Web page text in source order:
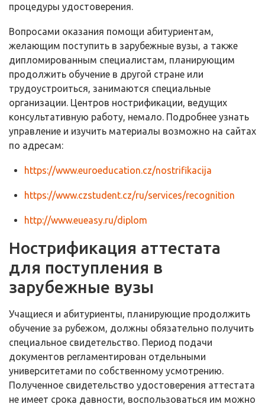
процедуры удостоверения.
Вопросами оказания помощи абитуриентам,
желающим поступить в зарубежные вузы, а также
дипломированным специалистам, планирующим
продолжить обучение в другой стране или
трудоустроиться, занимаются специальные
организации. Центров нострификации, ведущих
консультативную работу, немало. Подробнее узнать
управление и изучить материалы возможно на сайтах
по адресам:
https://www.euroeducation.cz/nostrifikacija
https://www.czstudent.cz/ru/services/recognition
http://www.eueasy.ru/diplom
Нострификация аттестата
для поступления в
зарубежные вузы
Учащиеся и абитуриенты, планирующие продолжить
обучение за рубежом, должны обязательно получить
специальное свидетельство. Период подачи
документов регламентирован отдельными
университетами по собственному усмотрению.
Полученное свидетельство удостоверения аттестата
не имеет срока давности, воспользоваться им можно